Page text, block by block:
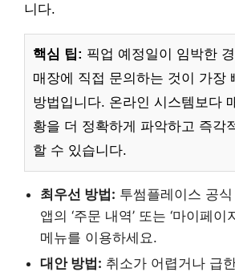
니다.
핵심 팁: 픽업 예정일이 임박한
매장에 직접 문의하는 것이 가장
방법입니다. 온라인 시스템보다
황을 더 정확하게 파악하고 즉각
할 수 있습니다.
최우선 방법: 투썸플레이스 공
앱의 ‘주문 내역’ 또는 ‘마이페이
메뉴를 이용하세요.
대안 방법: 취소가 어렵거나 급